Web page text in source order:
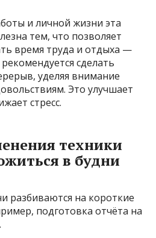
и личной жизни эта
тем, что позволяет
время труда и отдыха —
сделать
уделяя внимание
Это улучшает
стресс.
техники
в будни
разбиваются на короткие
подготовка отчёта на